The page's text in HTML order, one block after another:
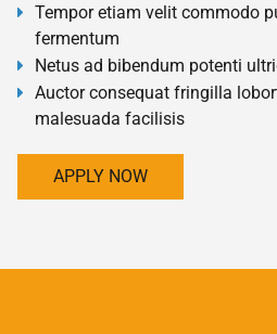
Tempor etiam velit commodo
fermentum
Netus ad bibendum potenti
Auctor consequat fringilla
malesuada facilisis
APPLY NOW